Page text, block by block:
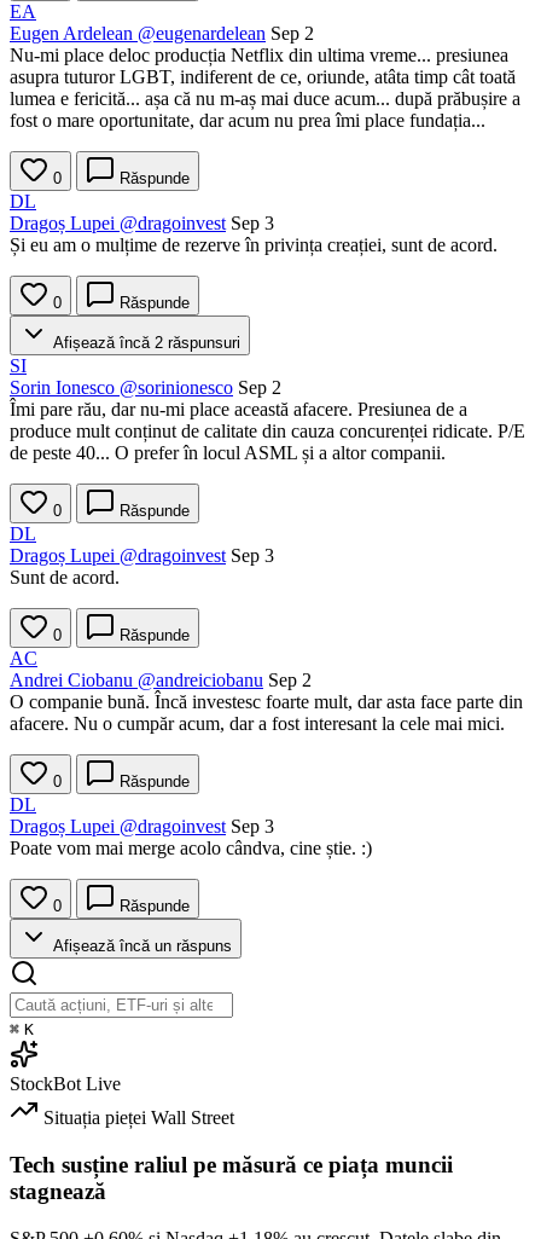
EA
Eugen Ardelean @eugenardelean Sep 2
Nu-mi place deloc producția Netflix din ultima vreme... presiunea
asupra tuturor LGBT, indiferent de ce, oriunde, atâta timp cât toată
lumea e fericită... așa că nu m-aș mai duce acum... după prăbușire a
fost o mare oportunitate, dar acum nu prea îmi place fundația...
0 Răspunde
DL
Dragoș Lupei @dragoinvest Sep 3
Și eu am o mulțime de rezerve în privința creației, sunt de acord.
0 Răspunde
Afișează încă 2 răspunsuri
SI
Sorin Ionesco @sorinionesco Sep 2
Îmi pare rău, dar nu-mi place această afacere. Presiunea de a
produce mult conținut de calitate din cauza concurenței ridicate. P/E
de peste 40... O prefer în locul ASML și a altor companii.
0 Răspunde
DL
Dragoș Lupei @dragoinvest Sep 3
Sunt de acord.
0 Răspunde
AC
Andrei Ciobanu @andreiciobanu Sep 2
O companie bună. Încă investesc foarte mult, dar asta face parte din
afacere. Nu o cumpăr acum, dar a fost interesant la cele mai mici.
0 Răspunde
DL
Dragoș Lupei @dragoinvest Sep 3
Poate vom mai merge acolo cândva, cine știe. :)
0 Răspunde
Afișează încă un răspuns
⌘ K
StockBot Live
Situația pieței Wall Street
Tech susține raliul pe măsură ce piața muncii
stagnează